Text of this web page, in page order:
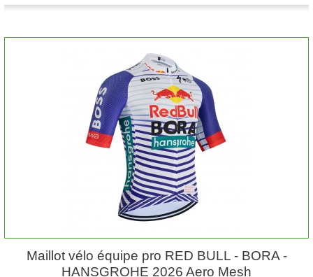
Maillot vélo équipe pro RED BULL - BORA -
HANSGROHE 2026 Aero Mesh